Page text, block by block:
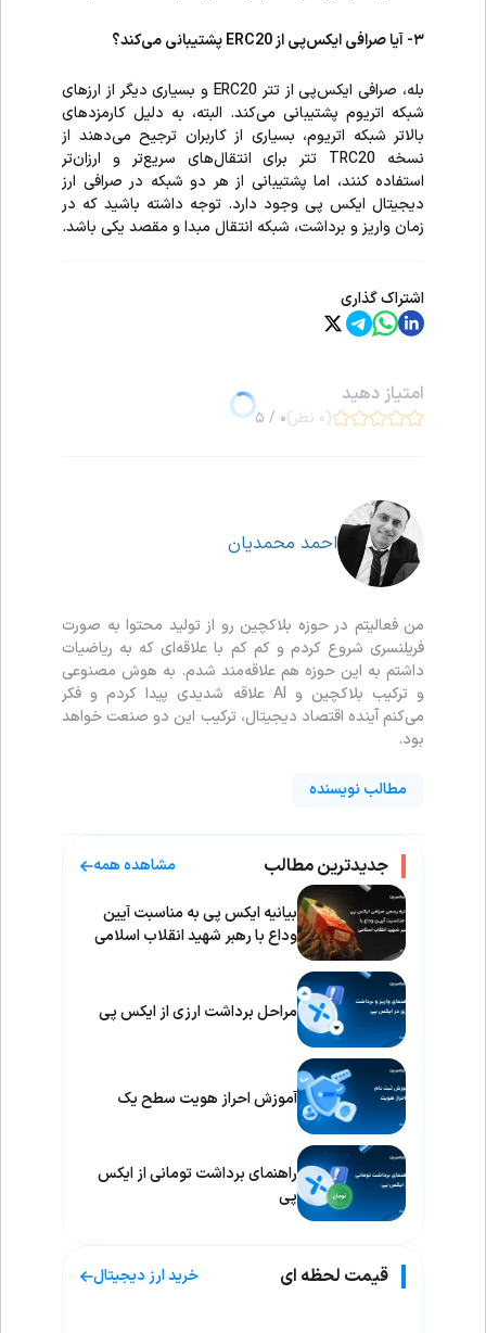
۳- آیا صرافی ایکس‌پی از ERC20 پشتیبانی می‌کند؟
بله، صرافی ایکس‌پی از تتر ERC20 و بسیاری دیگر از ارزهای
شبکه اتریوم پشتیبانی می‌کند. البته، به دلیل کارمزدهای
بالاتر شبکه اتریوم، بسیاری از کاربران ترجیح می‌دهند از
نسخه TRC20 تتر برای انتقال‌های سریع‌تر و ارزان‌تر
استفاده کنند، اما پشتیبانی از هر دو شبکه در صرافی ارز
دیجیتال ایکس ‌پی وجود دارد. توجه داشته باشید که در
زمان واریز و برداشت، شبکه انتقال مبدا و مقصد یکی باشد.
اشتراک گذاری
امتیاز دهید
(۰ نظر) ۰ / ۵
احمد محمدیان
من فعالیتم در حوزه بلاکچین رو از تولید محتوا به صورت
فریلنسری شروع کردم و کم کم با علاقه‌ای که به ریاضیات
داشتم به این حوزه هم علاقه‌مند شدم. به هوش مصنوعی
و ترکیب بلاکچین و AI علاقه شدیدی پیدا کردم و فکر
می‌کنم آینده اقتصاد دیجیتال، ترکیب این دو صنعت خواهد
بود.
مطالب نویسنده
جدیدترین مطالب مشاهده همه
بیانیه ایکس پی به مناسبت آیین
وداع با رهبر شهید انقلاب اسلامی
مراحل برداشت ارزی از ایکس پی
آموزش احراز هویت سطح یک
راهنمای برداشت تومانی از ایکس
پی
قیمت لحظه ای خرید ارز دیجیتال